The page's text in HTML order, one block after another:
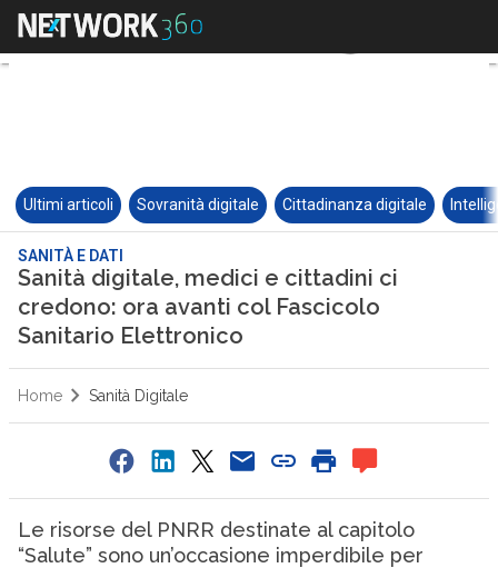
Ultimi articoli Sovranità digitale Cittadinanza digitale
SANITÀ E DATI
Sanità digitale, medici e cittadini ci
credono: ora avanti col Fascicolo
Sanitario Elettronico
Home Sanità Digitale
Le risorse del PNRR destinate al capitolo
“Salute” sono un’occasione imperdibile per